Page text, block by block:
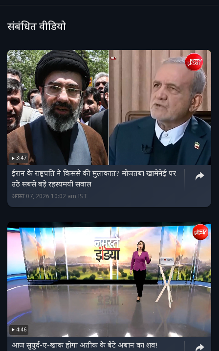
संबंधित वीडियो
3:47
ईरान के राष्ट्रपति ने किससे की मुलाकात? मोजतबा खामेनेई पर
उठे सबसे बड़े रहस्यमयी सवाल
अगस्त 07, 2026 10:02 am IST
4:46
आज सुपुर्द-ए-खाक होगा अतीक के बेटे अबान का शव!